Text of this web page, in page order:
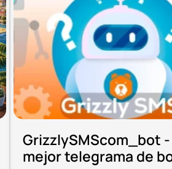
GrizzlySMScom_bot
mejor telegrama de